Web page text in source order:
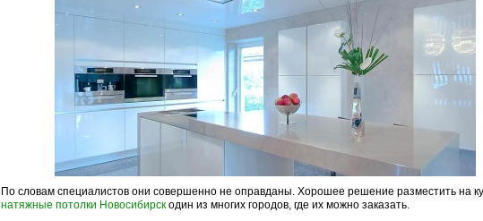
По словам специалистов они совершенно не оправданы. Хорошее решение разместить на
натяжные потолки Новосибирск один из многих городов, где их можно заказать.